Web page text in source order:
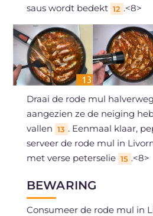
saus wordt bedekt 12 .<8>
Draai de rode mul
aangezien ze de neiging
vallen 13 . Eenmaal klaar,
serveer de rode mul in
met verse peterselie 15 .<8>
BEWARING
Consumeer de rode mul in